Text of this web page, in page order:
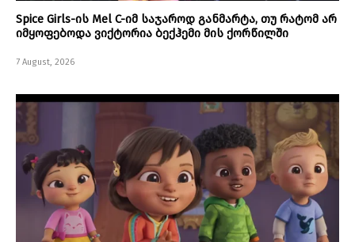
Spice Girls-ის Mel C-იმ საჯაროდ განმარტა, თუ რატომ არ
იმყოფებოდა ვიქტორია ბექჰემი მის ქორწილში
7 August, 2026